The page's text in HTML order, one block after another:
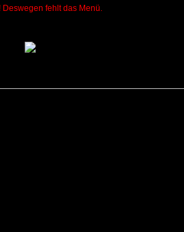
fehlt das Menü.